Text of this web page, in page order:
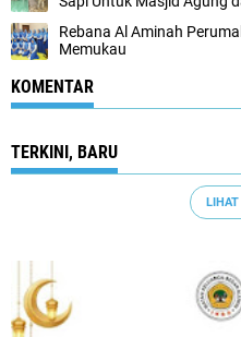
Rebana Al Aminah
Memukau
KOMENTAR
TERKINI, BARU